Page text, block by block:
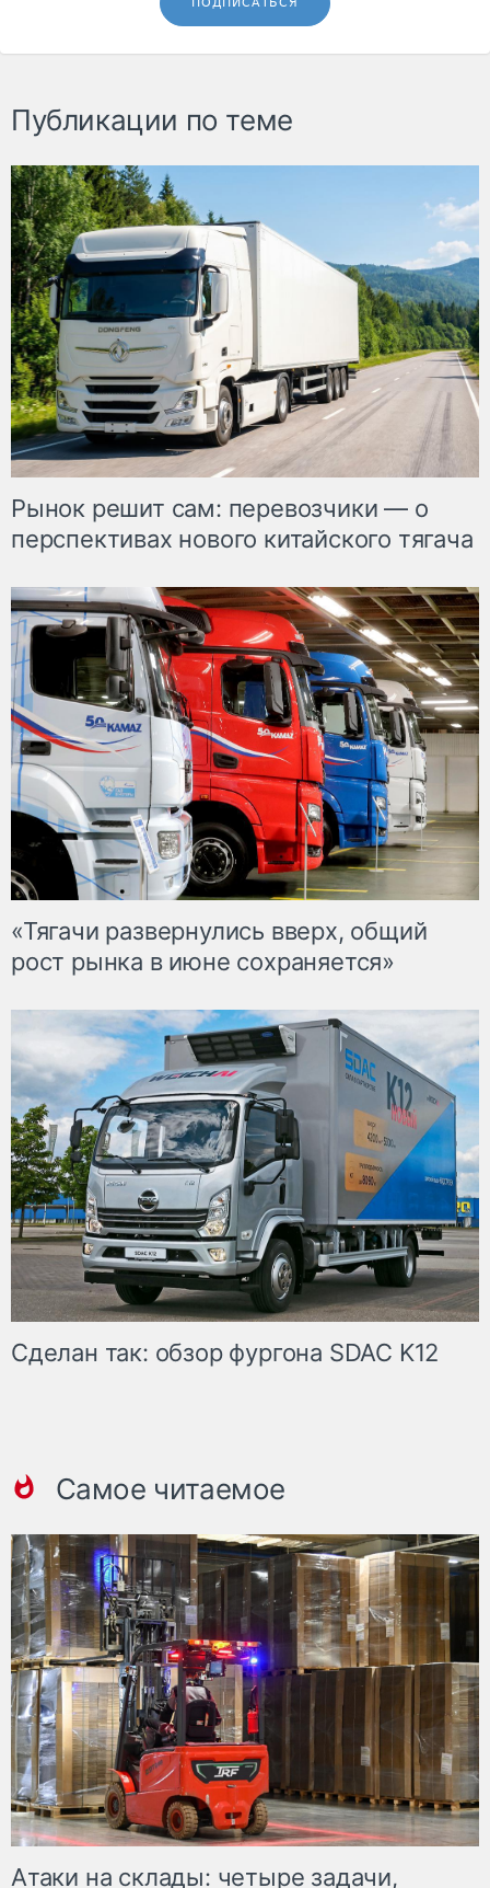
Публикации по теме
Рынок решит сам: перевозчики — о
перспективах нового китайского тягача
«Тягачи развернулись вверх, общий
рост рынка в июне сохраняется»
Сделан так: обзор фургона SDAC K12
Самое читаемое
Атаки на склады: четыре задачи,